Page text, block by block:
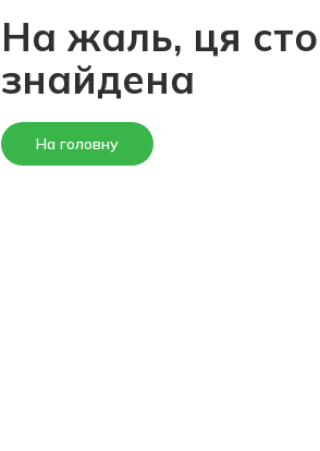
На жаль, ця
знайдена
На головну